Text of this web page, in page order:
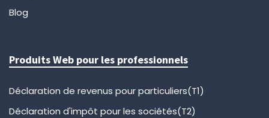
Blog
Produits Web pour les professionnels
Déclaration de revenus pour particuliers(T1)
Déclaration d'impôt pour les sociétés(T2)